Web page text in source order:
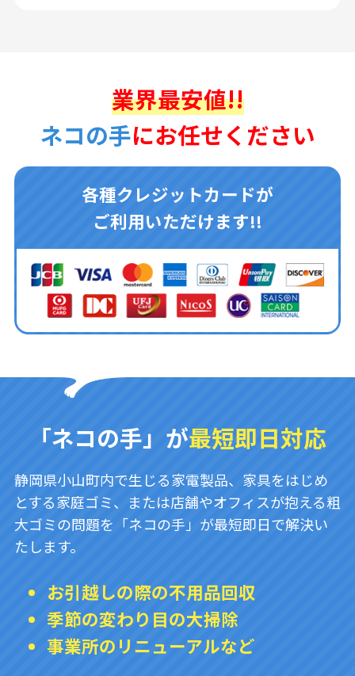
業界最安値!!
ネコの手にお任せください
各種クレジットカードが
ご利用いただけます!!
「ネコの手」が最短即日対応
静岡県小山町内で生じる家電製品、家具をはじめ
とする家庭ゴミ、または店舗やオフィスが抱える粗
大ゴミの問題を「ネコの手」が最短即日で解決い
たします。
お引越しの際の不用品回収
季節の変わり目の大掃除
事業所のリニューアルなど